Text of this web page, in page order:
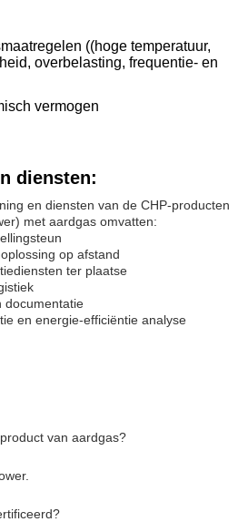
((hoge temperatuur,
overbelasting, frequentie- en
vermogen
diensten:
en diensten van de CHP-producten
met aardgas omvatten:
op afstand
ter plaatse
documentatie
en energie-efficiëntie analyse
van aardgas?